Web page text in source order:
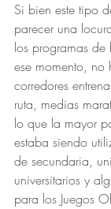
Si bien este tipo
parecer una
los programas
ese momento,
corredores
ruta, medias
lo que la mayor
estaba siendo
de secundaria,
universitarios y
para los Juegos